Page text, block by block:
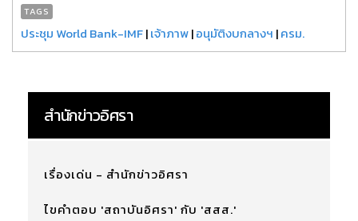
TAGS
ประชุม World Bank-IMF|เจ้าภาพ|อนุมัติงบกลางฯ |ครม.
สำนักข่าวอิศรา
เรื่องเด่น - สำนักข่าวอิศรา
ไขคำตอบ 'สถาบันอิศรา' กับ 'สสส.'